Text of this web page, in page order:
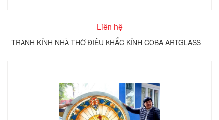
Liên hệ
TRANH KÍNH NHÀ THỜ ĐIÊU KHẮC KÍNH COBA ARTGLASS